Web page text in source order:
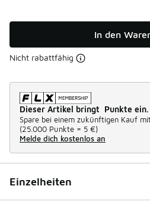
In den
Nicht rabattfähig
Dieser Artikel bringt Punkte ein.
Spare bei einem zukünftigen Kauf
(25.000 Punkte = 5 €)
Melde dich kostenlos an
Einzelheiten